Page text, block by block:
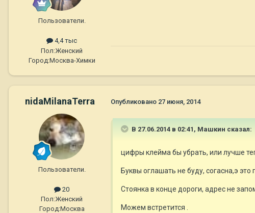
Пользователи.
4,4 тыс
Пол:Женский
Город:Москва-Химки
nidaMilanaTerra
Пользователи.
20
Пол:Женский
Город:Москва
Опубликовано 27 июня, 2014
В 27.06.2014 в 02:41, Машкин сказал:
цифры клейма бы убрать, или лучше
Буквы оглашать не буду, согасна,э это
Стоянка в конце дороги, адрес не
Можем встретится .